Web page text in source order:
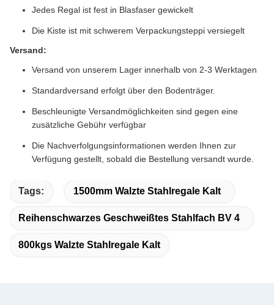
Jedes Regal ist fest in Blasfaser gewickelt
Die Kiste ist mit schwerem Verpackungsteppi versiegelt
Versand:
Versand von unserem Lager innerhalb von 2-3 Werktagen
Standardversand erfolgt über den Bodenträger.
Beschleunigte Versandmöglichkeiten sind gegen eine
zusätzliche Gebühr verfügbar
Die Nachverfolgungsinformationen werden Ihnen zur
Verfügung gestellt, sobald die Bestellung versandt wurde.
Tags: 1500mm Walzte Stahlregale Kalt
Reihenschwarzes Geschweißtes Stahlfach BV 4
800kgs Walzte Stahlregale Kalt